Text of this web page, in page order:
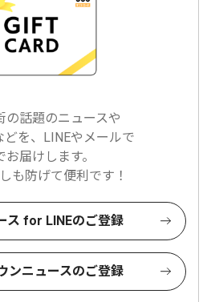
の話題のニュースや
どを、LINEやメールで
お届けします。
も防げて便利です！
ス for LINEのご登録
ンニュースのご登録